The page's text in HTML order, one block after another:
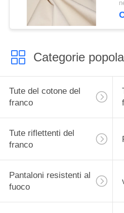
Categorie
Tute del cotone del
franco
Tute riflettenti del
franco
Pantaloni resistenti al
fuoco